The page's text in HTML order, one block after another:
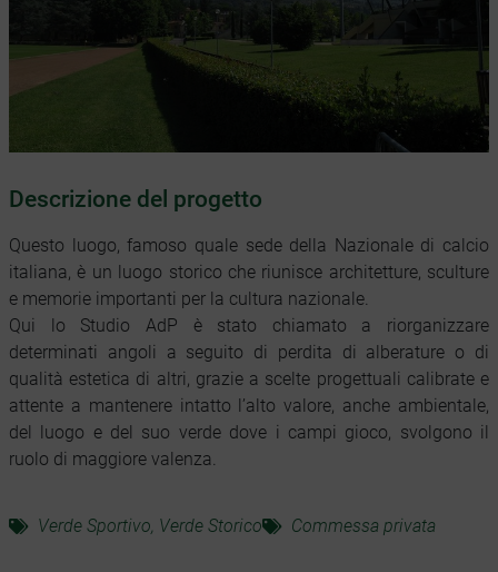
Descrizione del progetto
Questo luogo, famoso quale sede della Nazionale di calcio
italiana, è un luogo storico che riunisce architetture, sculture
e memorie importanti per la cultura nazionale.
Qui lo Studio AdP è stato chiamato a riorganizzare
determinati angoli a seguito di perdita di alberature o di
qualità estetica di altri, grazie a scelte progettuali calibrate e
attente a mantenere intatto l’alto valore, anche ambientale,
del luogo e del suo verde dove i campi gioco, svolgono il
ruolo di maggiore valenza.
Verde Sportivo, Verde Storico Commessa privata